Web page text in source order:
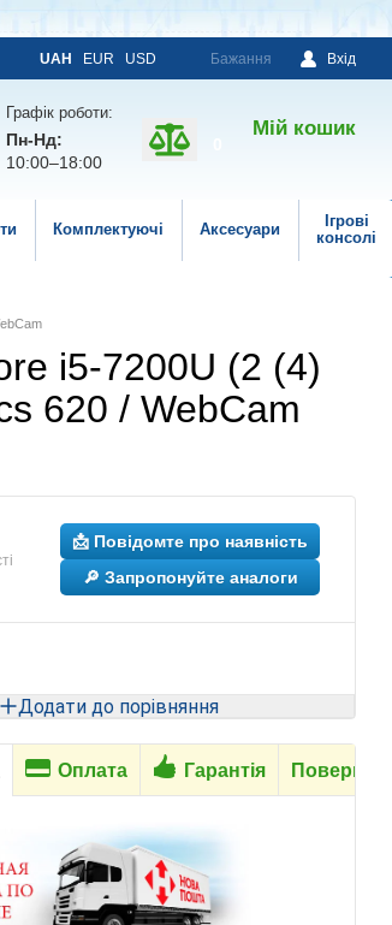
UAH EUR USD Бажання Вхід
Графік роботи:
Пн-Нд:
10:00–18:00
Мій кошик
Комплектуючі Аксесуари
Ігрові
консолі
i5-7200U (2 (4)
620 / WebCam
📩 Повідомте про наявність
🔎 Запропонуйте аналоги
Додати до порівняння
Оплата Гарантія